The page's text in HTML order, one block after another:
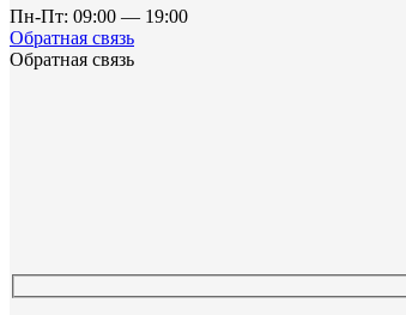
Пн-Пт: 09:00 — 19:00
Обратная связь
Обратная связь